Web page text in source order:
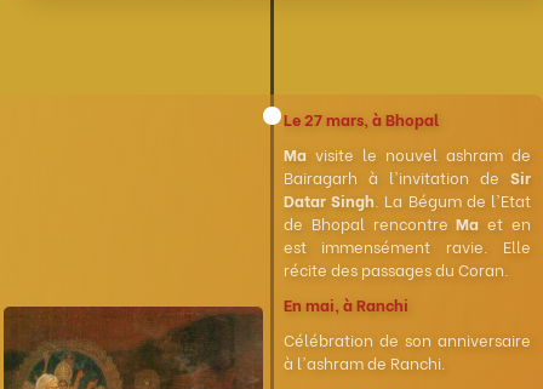
Le 27 mars, à Bhopal
Ma visite le nouvel ashram de
Bairagarh à l'invitation de Sir
Datar Singh . La Bégum de l'Etat
de Bhopal rencontreMa et en
est immensément ravie. Elle
récite des passages du Coran.
En mai, à Ranchi
Célébration de son anniversaire
à l'ashram de Ranchi.